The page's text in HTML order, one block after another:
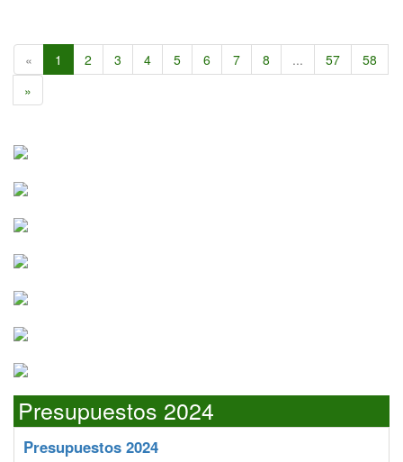
« 1 2 3 4 5 6 7 8 ... 57
58
»
Presupuestos 2024
Presupuestos 2024